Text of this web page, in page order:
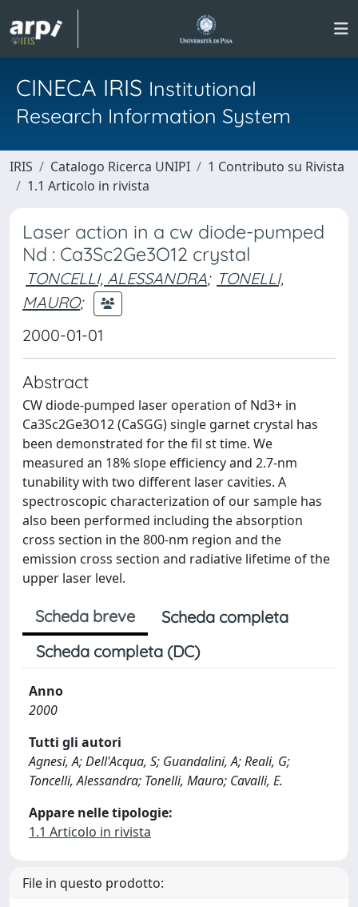
CINECA IRIS Institutional
Research Information System
IRIS Catalogo Ricerca UNIPI
1 Contributo su Rivista
1.1 Articolo in rivista
Laser action in a cw diode-pumped
Nd : Ca3Sc2Ge3O12 crystal
TONCELLI, ALESSANDRA; TONELLI,
MAURO;
2000-01-01
Abstract
CW diode-pumped laser operation of Nd3+ in
Ca3Sc2Ge3O12 (CaSGG) single garnet crystal has
been demonstrated for the fil st time. We
measured an 18% slope efficiency and 2.7-nm
tunability with two different laser cavities. A
spectroscopic characterization of our sample has
also been performed including the absorption
cross section in the 800-nm region and the
emission cross section and radiative lifetime of the
upper laser level.
Scheda breve
Scheda completa
Scheda completa (DC)
Anno
2000
Tutti gli autori
Agnesi, A; Dell'Acqua, S; Guandalini, A; Reali, G;
Toncelli, Alessandra; Tonelli, Mauro; Cavalli, E.
Appare nelle tipologie:
1.1 Articolo in rivista
File in questo prodotto: